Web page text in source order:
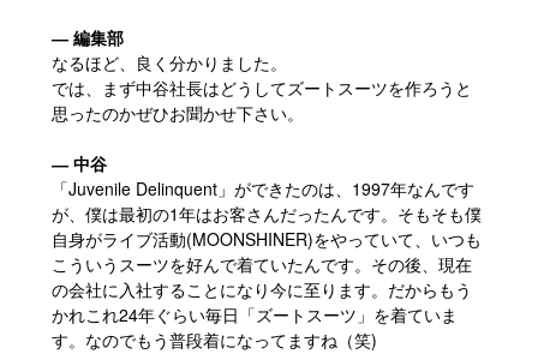
― 編集部
なるほど、良く分かりました。
では、まず中谷社長はどうしてズートスーツを作ろうと
思ったのかぜひお聞かせ下さい。
― 中谷
「Juvenile Delinquent」ができたのは、1997年なんです
が、僕は最初の1年はお客さんだったんです。そもそも僕
自身がライブ活動(MOONSHINER)をやっていて、いつも
こういうスーツを好んで着ていたんです。その後、現在
の会社に入社することになり今に至ります。だからもう
かれこれ24年ぐらい毎日「ズートスーツ」を着ていま
す。なのでもう普段着になってますね（笑)